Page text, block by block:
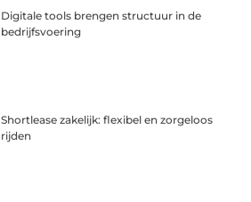
Digitale tools brengen structuur in de
bedrijfsvoering
Shortlease zakelijk: flexibel en zorgeloos
rijden